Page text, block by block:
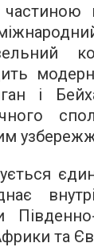
і
та